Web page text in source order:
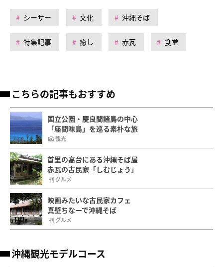
シーサー 文化 沖縄そば
特集記事 癒し 赤瓦 食堂
こちらの記事もおすすめ
国立公園・慶良間諸島の中心
「座間味島」を巡る素朴な旅
観光
首里の高台にある沖縄そば屋
赤瓦の古民家「しむじょう」
グルメ
映画みたいな古民家カフェ
真壁ちなーで沖縄そば
グルメ
沖縄観光モデルコース